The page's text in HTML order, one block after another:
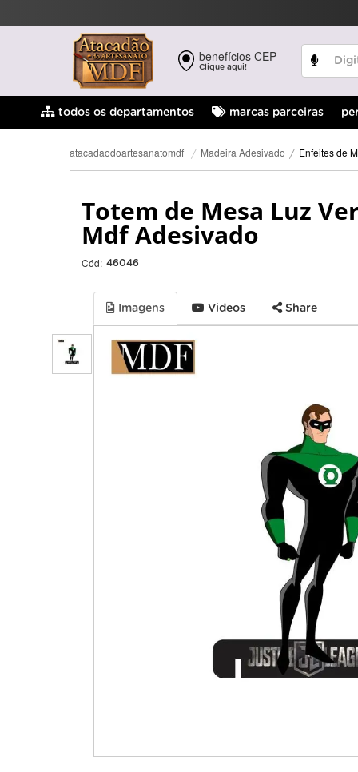
benefícios CEP
Clique aqui!
todos os departamentos marcas parceiras
atacadaodoartesanatomdf Madeira Adesivado Enfeites de
Totem de Mesa Luz
Mdf Adesivado
Cód: 46046
Imagens Videos Share